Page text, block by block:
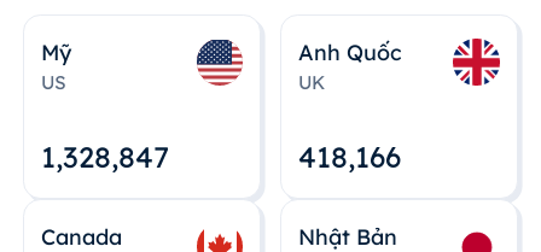
Mỹ
US
1,328,848
Anh Quốc
UK
418,167
Canada Nhật Bản